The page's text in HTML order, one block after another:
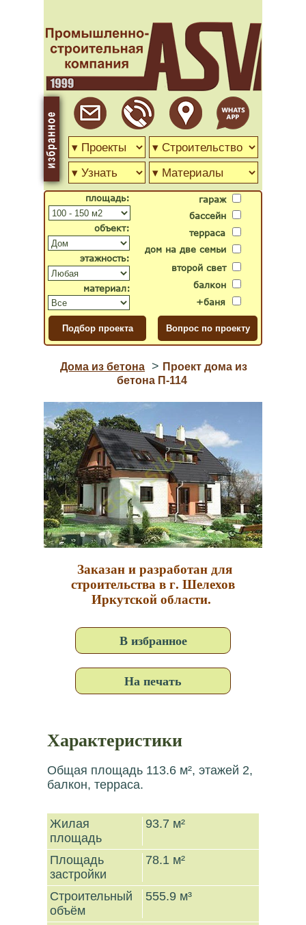
гараж
бассейн
второй свет
дом на две семьи
терраса
балкон
+баня
объект:
материал:
площадь:
этажность:
Дома из бетона > Проект дома из
бетона П-114
Заказан и разработан для
строительства в г. Шелехов
Иркутской области.
В избранное
На печать
Характеристики
Общая площадь 113.6 м², этажей 2,
балкон, терраса.
Жилая
площадь
93.7 м²
Площадь
застройки
78.1 м²
Строительный
объём
555.9 м³